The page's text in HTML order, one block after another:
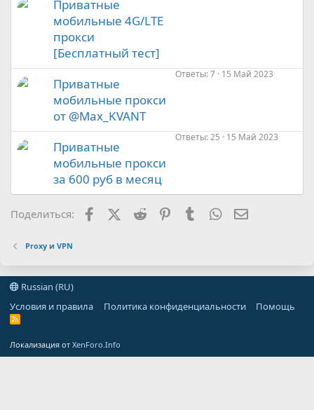
Приватные
мобильные 4G/LTE
прокси
[Бесплатный тест]
Приватные
мобильные прокси
от @Max_KVANT
Ответы 7 15 Май 2023
Приватные
мобильные прокси
за 600 руб в месяц
Ответы 25 15 Май 2023
Поделиться: FacebookX (Twitter)
Reddit PinterestTumblr WhatsApp
Proxy и VPN
Russian (RU)
Условия и правила
Политика конфиденциальности Помощь
R
Локализация от XenForo.Info